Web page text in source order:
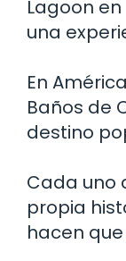
Lagoon
una
En
Baños de
destino
Cada uno
propia
hacen